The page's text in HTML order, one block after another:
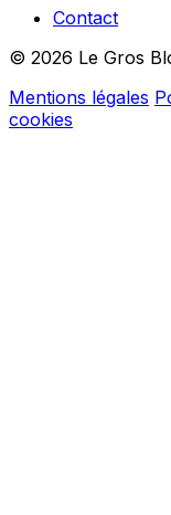
Contact
© 2026 Le Gros
Mentions légales
cookies